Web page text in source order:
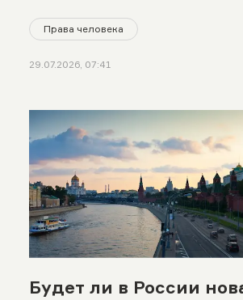
Права человека
29.07.2026, 07:41
Будет ли в России